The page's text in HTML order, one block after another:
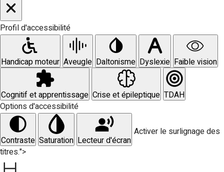
Profil d'accessibilité
Handicap moteur Aveugle Daltonisme Dyslexie Faible vision
Cognitif et apprentissage Crise et épileptique TDAH
Options d'accessibilité
Contraste Saturation Lecteur d'écran
Activer le surlignage des
titres.">